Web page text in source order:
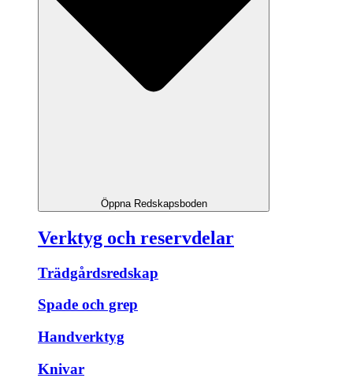
Öppna Redskapsboden
Verktyg och reservdelar
Trädgårdsredskap
Spade och grep
Handverktyg
Knivar